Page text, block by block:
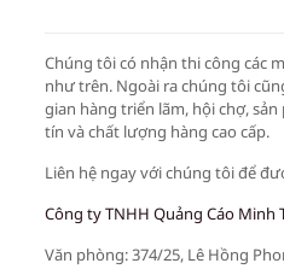
Chúng tôi có nhận thi công các
như trên. Ngoài ra chúng tôi
gian hàng triển lãm, hội chợ,
tín và chất lượng hàng cao cấp.
Liên hệ ngay với chúng tôi để
Công ty TNHH Quảng Cáo Minh
Văn phòng: 374/25, Lê Hồng